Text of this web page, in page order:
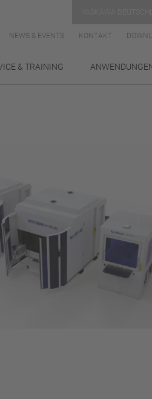
NEWS & EVENTS KONTAKT
& TRAINING